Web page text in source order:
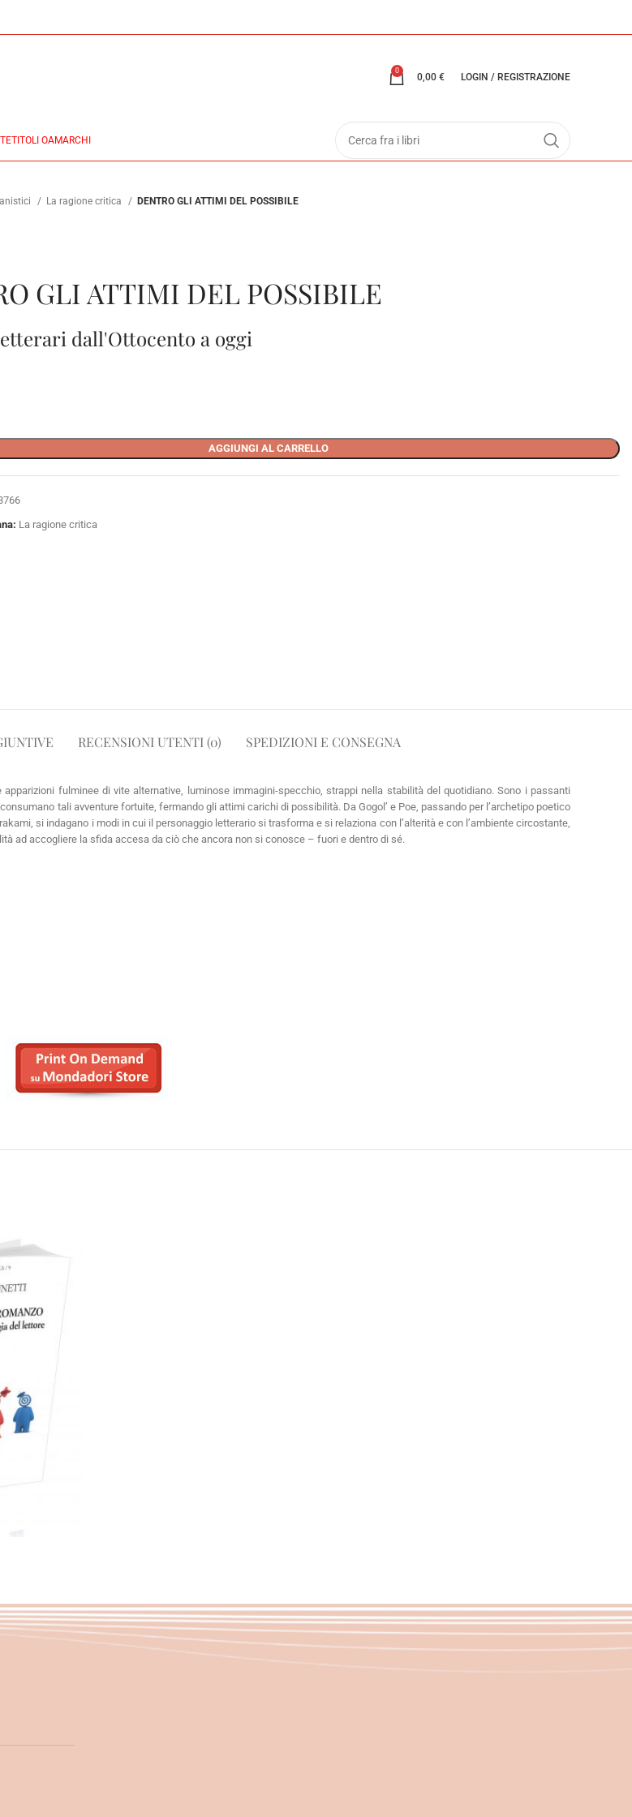
0
0,00 € LOGIN / REGISTRAZIONE
TITOLI OAMARCHI
La ragione critica DENTRO GLI ATTIMI DEL POSSIBILE
GLI ATTIMI DEL POSSIBILE
dall'Ottocento a oggi
AGGIUNGI AL CARRELLO
La ragione critica
RECENSIONI UTENTI (0) SPEDIZIONI E CONSEGNA
fulminee di vite alternative, luminose immagini-specchio, strappi nella stabilità del quotidiano. Sono i passanti
tali avventure fortuite, fermando gli attimi carichi di possibilità. Da Gogol’ e Poe, passando per l’archetipo poetico
si indagano i modi in cui il personaggio letterario si trasforma e si relaziona con l’alterità e con l’ambiente circostante,
ad accogliere la sfida accesa da ciò che ancora non si conosce – fuori e dentro di sé.